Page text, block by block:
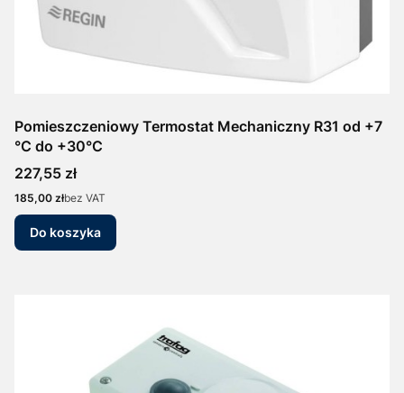
Pomieszczeniowy Termostat Mechaniczny R31 od +7
°C do +30°C
Cena
227,55 zł
Cena
185,00 złbez VAT
Do koszyka